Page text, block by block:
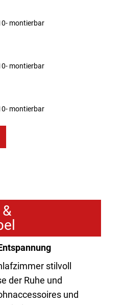
montierbar
montierbar
montierbar
stilvoll
der Ruhe und
und